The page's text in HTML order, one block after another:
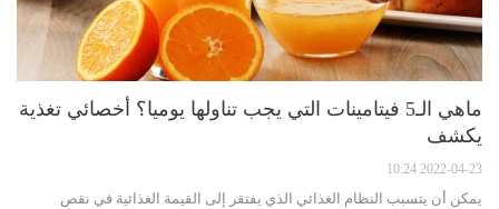
ماهي الـ5 فيتامينات التي يجب تناولها يوميا؟ أخصائي تغذية
يكشف
2022-04-23 10:24
يمكن أن يتسبب النظام الغذائي الذي يفتقر إلى القيمة الغذائية في نقص